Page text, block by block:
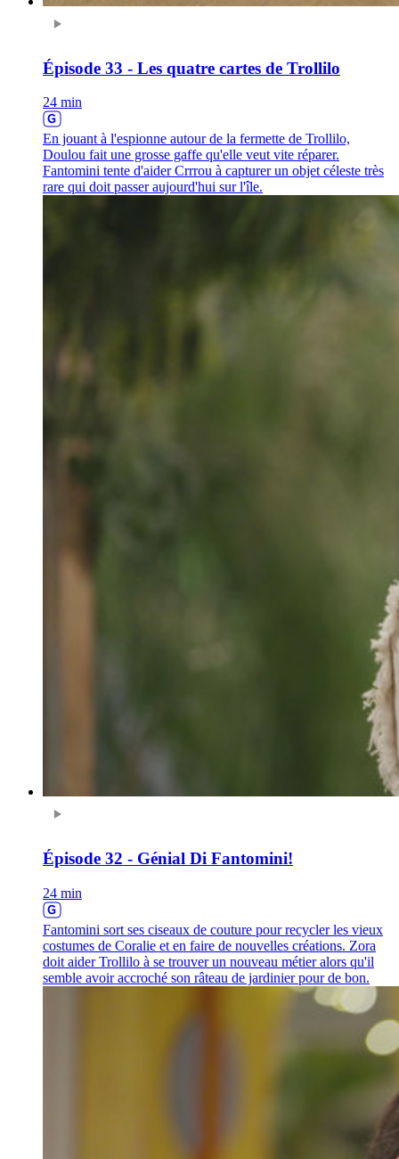
Épisode 33 - Les quatre cartes de Trollilo
24 min
En jouant à l'espionne autour de la fermette de Trollilo,
Doulou fait une grosse gaffe qu'elle veut vite réparer.
Fantomini tente d'aider Crrrou à capturer un objet céleste très
rare qui doit passer aujourd'hui sur l'île.
Épisode 32 - Génial Di Fantomini!
24 min
Fantomini sort ses ciseaux de couture pour recycler les vieux
costumes de Coralie et en faire de nouvelles créations. Zora
doit aider Trollilo à se trouver un nouveau métier alors qu'il
semble avoir accroché son râteau de jardinier pour de bon.